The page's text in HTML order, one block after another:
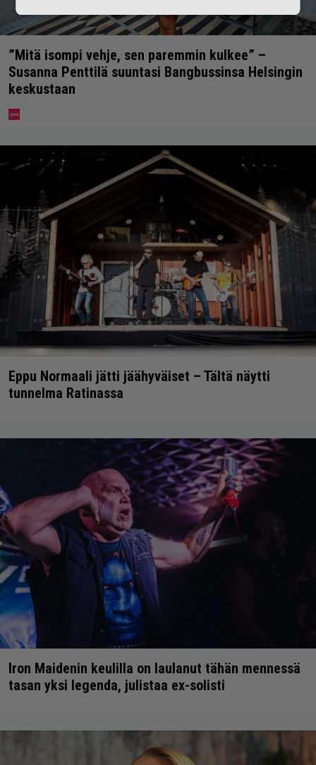
”Mitä isompi vehje, sen paremmin kulkee” –
Susanna Penttilä suuntasi Bangbussinsa Helsingin
keskustaan
Eppu Normaali jätti jäähyväiset – Tältä näytti
tunnelma Ratinassa
Iron Maidenin keulilla on laulanut tähän mennessä
tasan yksi legenda, julistaa ex-solisti